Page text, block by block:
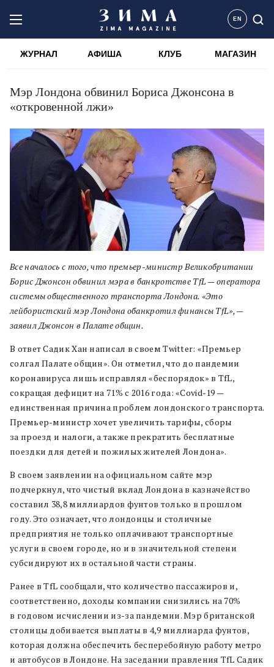
EN
ЖУРНАЛ АФИША КЛУБ МАГАЗИН
Мэр Лондона обвинил Бориса Джонсона в
«откровенной лжи»
Все началось с того, что премьер-министр Великобритании
Борис Джонсон обвинил мэра в банкротстве TfL — оператора
системы общественного транспорта Лондона. «Это
лейбористский мэр Лондона обанкротил финансы TfL», —
заявил Джонсон в Палате общин.
В ответ Садик Хан написал в своем Twitter: «Премьер
солгал Палате общин». Он отметил, что до пандемии
коронавируса лишь исправлял «беспорядок» в TfL,
сокращая дефицит на 71% с 2016 года: «Covid-19 —
единственная причина проблем лондонского транспорта.
Премьер-министр хочет увеличить тарифы, сборы
за проезд и налоги, а также прекратить бесплатные
поездки для детей и пожилых жителей Лондона».
В своем заявлении на официальном сайте мэр
подчеркнул, что чистый вклад Лондона в казначейство
составил 38,8 миллиардов фунтов только в прошлом
году. Это означает, что лондонцы и столичные
предприятия не только оплачивают транспортные
услуги в своем городе, но и в значительной степени
субсидируют их в остальной части страны.
Ранее в TfL сообщали, что количество пассажиров и,
соответственно, доходы компании снизились на 70%
в годовом исчислении из-за пандемии. Мэр британской
столицы добивается выплаты в 4,9 миллиарда фунтов,
которая должна обеспечить бесперебойную работу метро
и автобусов в Лондоне. На заседании правления TfL Садик